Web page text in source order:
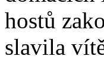
hostů
slavila